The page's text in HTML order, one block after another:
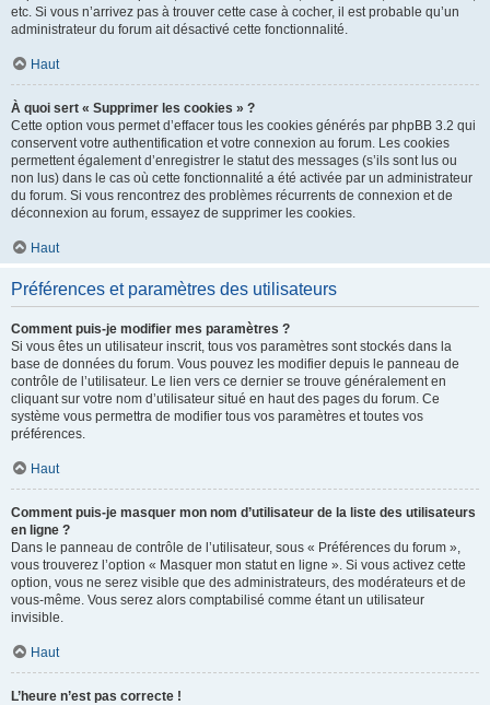
etc. Si vous n’arrivez pas à trouver cette case à cocher, il est probable qu’un
administrateur du forum ait désactivé cette fonctionnalité.
Haut
À quoi sert « Supprimer les cookies » ?
Cette option vous permet d’effacer tous les cookies générés par phpBB 3.2 qui
conservent votre authentification et votre connexion au forum. Les cookies
permettent également d’enregistrer le statut des messages (s’ils sont lus ou
non lus) dans le cas où cette fonctionnalité a été activée par un administrateur
du forum. Si vous rencontrez des problèmes récurrents de connexion et de
déconnexion au forum, essayez de supprimer les cookies.
Haut
Préférences et paramètres des utilisateurs
Comment puis-je modifier mes paramètres ?
Si vous êtes un utilisateur inscrit, tous vos paramètres sont stockés dans la
base de données du forum. Vous pouvez les modifier depuis le panneau de
contrôle de l’utilisateur. Le lien vers ce dernier se trouve généralement en
cliquant sur votre nom d’utilisateur situé en haut des pages du forum. Ce
système vous permettra de modifier tous vos paramètres et toutes vos
préférences.
Haut
Comment puis-je masquer mon nom d’utilisateur de la liste des utilisateurs
en ligne ?
Dans le panneau de contrôle de l’utilisateur, sous « Préférences du forum »,
vous trouverez l’option « Masquer mon statut en ligne ». Si vous activez cette
option, vous ne serez visible que des administrateurs, des modérateurs et de
vous-même. Vous serez alors comptabilisé comme étant un utilisateur
invisible.
Haut
L’heure n’est pas correcte !